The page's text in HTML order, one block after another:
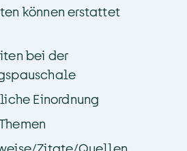
können erstattet
bei der
Einordnung